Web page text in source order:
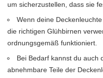
um sicherzustellen, dass sie
Wenn deine
die richtigen Glühbirnen
ordnungsgemäß funktioniert.
Bei Bedarf kannst du auch
abnehmbare Teile der